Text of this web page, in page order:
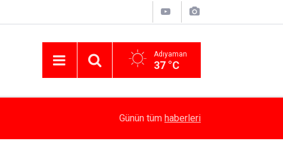
Adıyaman
37 °C
Cinayet Zanlısı Yakalandı
Günün tüm haberleri